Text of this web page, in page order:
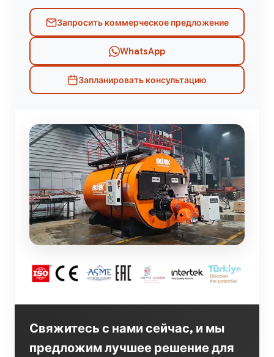
Запросить коммерческое предложение
WhatsApp
Запланировать консультацию
Свяжитесь с нами сейчас, и мы
предложим лучшее решение для